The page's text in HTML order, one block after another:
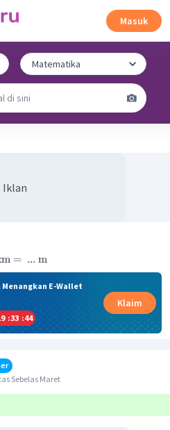
Masuk
Iklan
= ... m
E-Wallet
:33 :44
Klaim
Sebelas Maret